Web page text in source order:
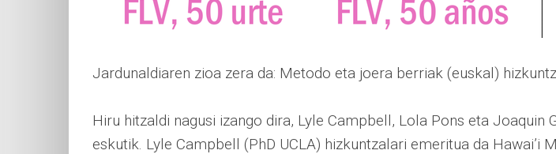
Jardunaldiaren zioa zera da: Metodo eta joera berriak (euskal)
Hiru hitzaldi nagusi izango dira, Lyle Campbell, Lola Pons eta Joaquin
eskutik. Lyle Campbell (PhD UCLA) hizkuntzalari emeritua da Hawai’i